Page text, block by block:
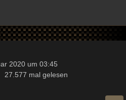
2020 um 03:45
27.577 mal gelesen